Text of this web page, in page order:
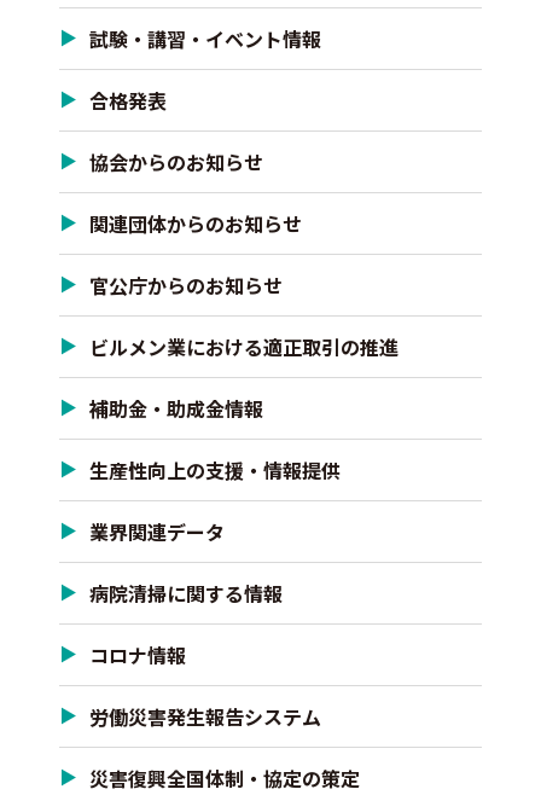
試験・講習・イベント情報
合格発表
協会からのお知らせ
関連団体からのお知らせ
官公庁からのお知らせ
ビルメン業における適正取引の推進
補助金・助成金情報
生産性向上の支援・情報提供
業界関連データ
病院清掃に関する情報
コロナ情報
労働災害発生報告システム
災害復興全国体制・協定の策定